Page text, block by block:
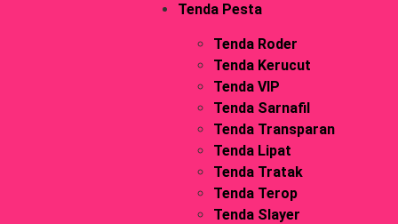
Tenda Pesta
Tenda Roder
Tenda Kerucut
Tenda VIP
Tenda Sarnafil
Tenda Transparan
Tenda Lipat
Tenda Tratak
Tenda Terop
Tenda Slayer